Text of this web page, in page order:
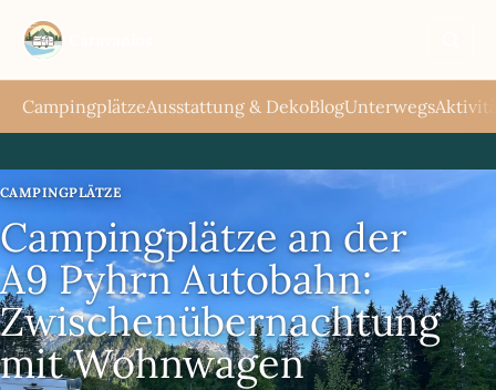
CampingplätzeAusstattung & DekoBlogUnterwegs
CAMPINGPLÄTZE
Campingplätze an der
A9 Pyhrn Autobahn:
Zwischenübernachtung
mit Wohnwagen